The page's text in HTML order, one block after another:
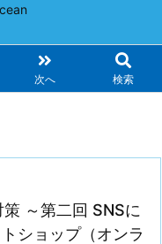
次へ 検索
～第二回 SNSに
ショップ（オンラ